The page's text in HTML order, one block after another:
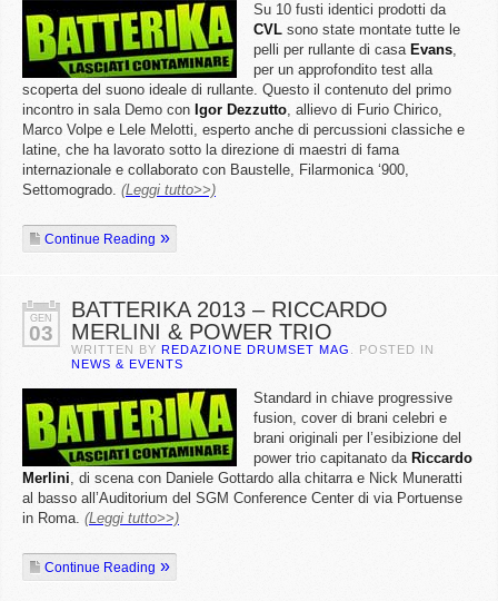
Su 10 fusti identici prodotti da
CVL sono state montate tutte le
pelli per rullante di casa Evans,
per un approfondito test alla
scoperta del suono ideale di rullante. Questo il contenuto del primo
incontro in sala Demo con Igor Dezzutto, allievo di Furio Chirico,
Marco Volpe e Lele Melotti, esperto anche di percussioni classiche e
latine, che ha lavorato sotto la direzione di maestri di fama
internazionale e collaborato con Baustelle, Filarmonica ‘900,
Settomogrado. (Leggi tutto>>)
Continue Reading
GEN
03
BATTERIKA 2013 – RICCARDO
MERLINI & POWER TRIO
WRITTEN BY REDAZIONE DRUMSET MAG
. POSTED IN
NEWS & EVENTS
Standard in chiave progressive
fusion, cover di brani celebri e
brani originali per l’esibizione del
power trio capitanato da Riccardo
Merlini, di scena con Daniele Gottardo alla chitarra e Nick Muneratti
al basso all’Auditorium del SGM Conference Center di via Portuense
in Roma. (Leggi tutto>>)
Continue Reading